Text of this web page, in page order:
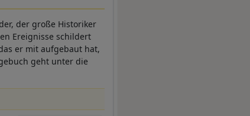
der große Historiker
Ereignisse schildert
er mit aufgebaut hat,
geht unter die